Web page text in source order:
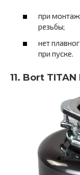
при
резьбы;
нет
при пуске.
11. Bort